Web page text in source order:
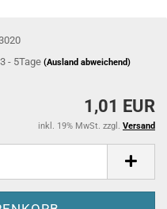
- 5Tage(Ausland abweichend)
1,01 EUR
inkl. 19% MwSt. zzgl. Versand